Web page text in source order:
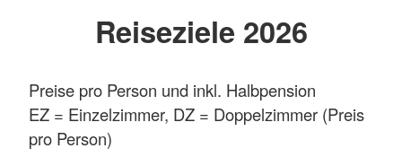
Reiseziele 2026
Preise pro Person und inkl. Halbpension
EZ = Einzelzimmer, DZ = Doppelzimmer (Preis
pro Person)